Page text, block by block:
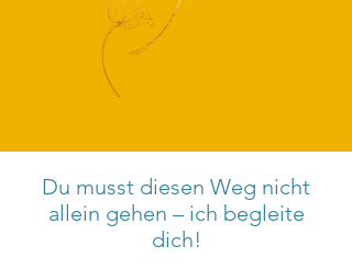
Du musst diesen Weg nicht
allein gehen – ich begleite
dich!